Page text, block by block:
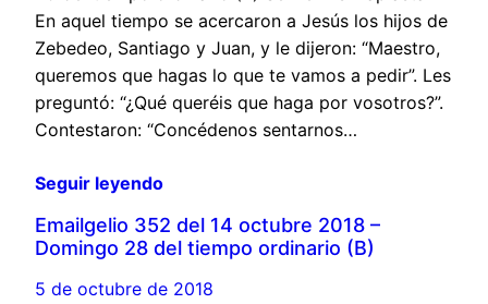
En aquel tiempo se acercaron a Jesús los hijos de
Zebedeo, Santiago y Juan, y le dijeron: “Maestro,
queremos que hagas lo que te vamos a pedir”. Les
preguntó: “¿Qué queréis que haga por vosotros?”.
Contestaron: “Concédenos sentarnos…
Seguir leyendo
Emailgelio 352 del 14 octubre 2018 –
Domingo 28 del tiempo ordinario (B)
5 de octubre de 2018